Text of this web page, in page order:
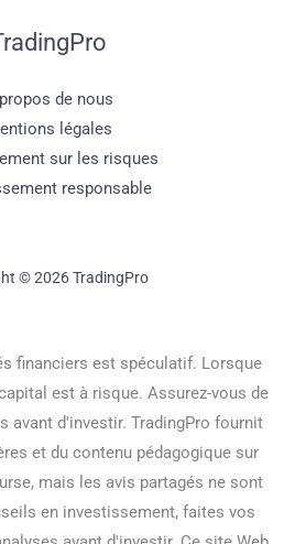
de nous
légales
sur les risques
responsable
© 2026 TradingPro
financiers est spéculatif. Lorsque
est à risque. Assurez-vous de
avant d'investir. TradingPro fournit
et du contenu pédagogique sur
mais les avis partagés ne sont
en investissement, faites vos